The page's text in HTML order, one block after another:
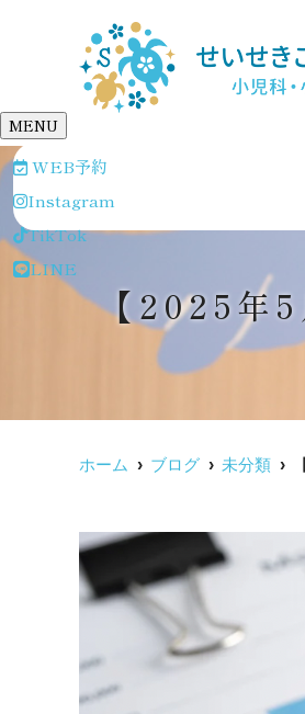
MENU
WEB予約
Instagram
TikTok
LINE
【2025年5
ホーム ブログ 未分類